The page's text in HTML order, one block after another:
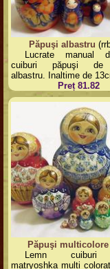
Păpuşi albastru
Lucrate manual
cuiburi păpuşi de
albastru. Inaltime de
Preț 81.82
Păpuşi multicolore
Lemn cuiburi
matryoshka multi